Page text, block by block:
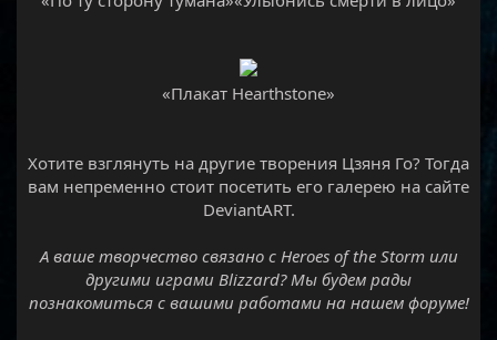
«Плакат Hearthstone»
Хотите взглянуть на другие творения Цзяня Го? Тогда
вам непременно стоит посетить его галерею на сайте
DeviantART.
А ваше творчество связано с Heroes of the Storm или
другими играми Blizzard? Мы будем рады
познакомиться с вашими работами на нашем форуме!